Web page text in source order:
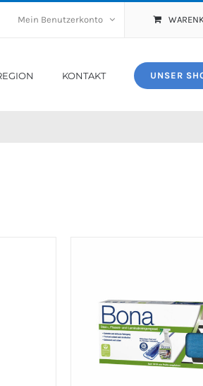
Mein Benutzerkonto
KONTAKT UNSER